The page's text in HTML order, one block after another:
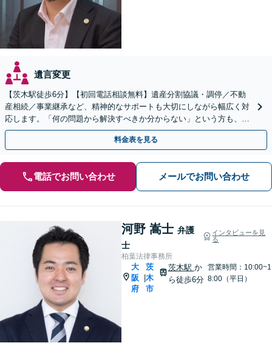
遺言変更
【茨木駅徒歩6分】【初回電話相談無料】遺産分割協議・調停／不動
産相続／事業継承など、精神的なサポートも大切にしながら幅広く対
応します。「何の問題から解決すべきか分からない」という方も、お
気軽にご相談ください【関連士業と連携】
料金表を見る
電話でお問い合わせ メールでお問い合わせ
河野 嵩士 弁護
士
インタビューを見
る
柏葉法律事務所
大
阪
府
茨
木
市
茨木駅 か
ら徒歩6分
営業時間：10:00~1
8:00（平日）